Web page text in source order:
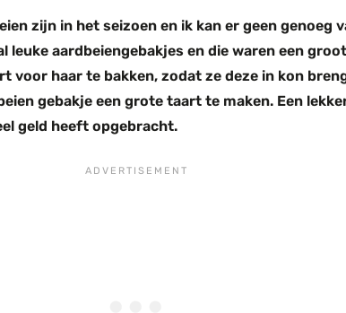
zijn in het seizoen en ik kan er geen genoeg
leuke aardbeiengebakjes en die waren een
voor haar te bakken, zodat ze deze in kon
gebakje een grote taart te maken. Een
geld heeft opgebracht.